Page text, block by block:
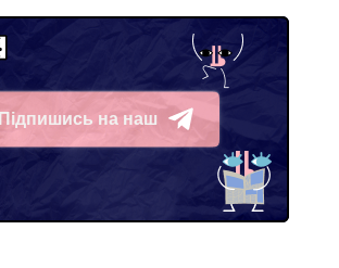
Підпишись на наш
Telegram